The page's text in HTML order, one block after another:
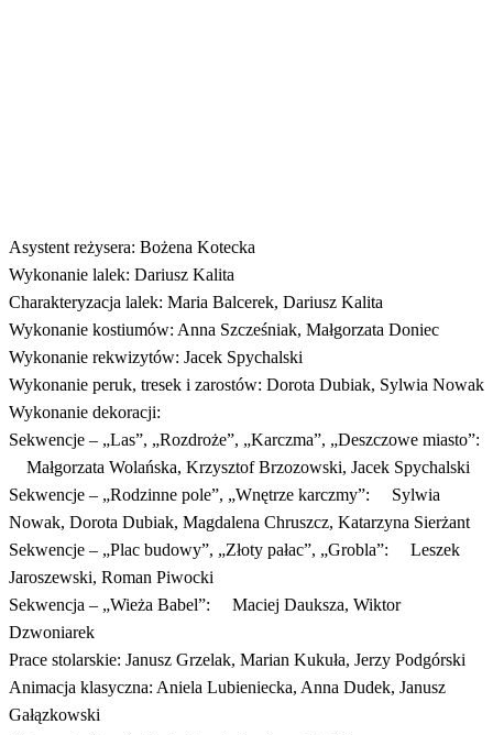
Asystent reżysera: Bożena Kotecka
Wykonanie lalek: Dariusz Kalita
Charakteryzacja lalek: Maria Balcerek, Dariusz Kalita
Wykonanie kostiumów: Anna Szcześniak, Małgorzata Doniec
Wykonanie rekwizytów: Jacek Spychalski
Wykonanie peruk, tresek i zarostów: Dorota Dubiak, Sylwia Nowak
Wykonanie dekoracji:
Sekwencje – „Las”, „Rozdroże”, „Karczma”, „Deszczowe miasto”:
Małgorzata Wolańska, Krzysztof Brzozowski, Jacek Spychalski
Sekwencje – „Rodzinne pole”, „Wnętrze karczmy”: Sylwia
Nowak, Dorota Dubiak, Magdalena Chruszcz, Katarzyna Sierżant
Sekwencje – „Plac budowy”, „Złoty pałac”, „Grobla”: Leszek
Jaroszewski, Roman Piwocki
Sekwencja – „Wieża Babel”: Maciej Dauksza, Wiktor
Dzwoniarek
Prace stolarskie: Janusz Grzelak, Marian Kukuła, Jerzy Podgórski
Animacja klasyczna: Aniela Lubieniecka, Anna Dudek, Janusz
Gałązkowski